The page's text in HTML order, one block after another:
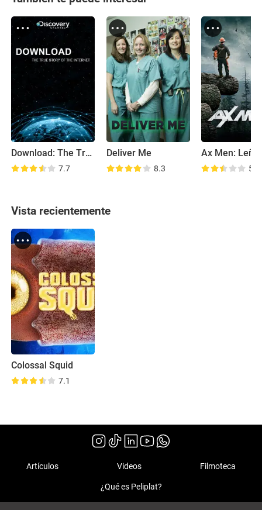
Download: The True Story of the Internet
7.7
Deliver Me
8.3
Ax Men:
5.6
Vista recientemente
Colossal Squid
7.1
Artículos Videos Filmoteca
¿Qué es Peliplat?